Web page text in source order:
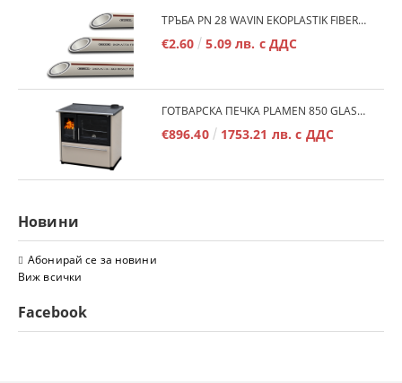
ТРЪБА PN 28 WAVIN EKOPLASTIK FIBER BASALT PLUS - 3М/БР.
€2.60 5.09 лв. с ДДС
ГОТВАРСКА ПЕЧКА PLAMEN 850 GLAS 11KW
€896.40 1753.21 лв. с ДДС
Новини
Абонирай се за новини
Виж всички
Facebook